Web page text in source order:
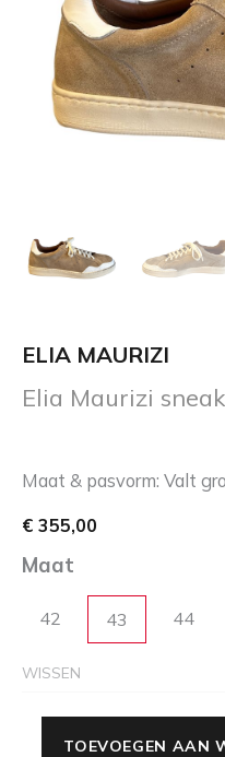
ELIA MAURIZI
Elia Maurizi
Maat & pasvorm: Valt
€ 355,00
Maat
42 43 44
WISSEN
TOEVOEGEN AAN